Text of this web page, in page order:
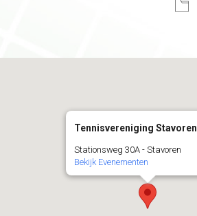
Tennisvereniging Stavoren
Stationsweg 30A - Stavoren
Bekijk Evenementen